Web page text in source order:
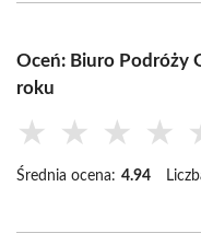
Oceń: Biuro Podróży
roku
★ ★ ★ ★
Średnia ocena: 4.94